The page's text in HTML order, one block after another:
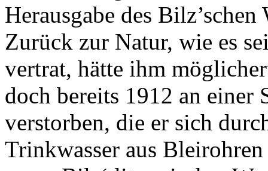
Herausgabe des
Zurück zur Natur, wie es
vertrat, hätte ihm
doch bereits 1912 an
verstorben, die er sich
Trinkwasser aus